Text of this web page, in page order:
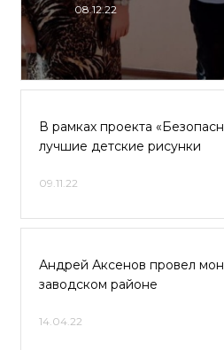
08.12.22
В рамках проекта
лучшие детские рисунки
09.11.22
Андрей Аксенов провел
заводском районе
14.04.22